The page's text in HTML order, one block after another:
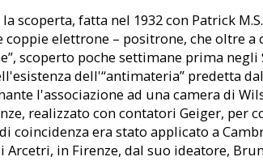
scoperta, fatta nel 1932 con Patrick
coppie elettrone – positrone, che oltre
scoperto poche settimane prima
dell'“antimateria” predetta
l'associazione ad una camera di
realizzato con contatori Geiger, per
coincidenza era stato applicato a
Arcetri, in Firenze, dal suo ideatore,